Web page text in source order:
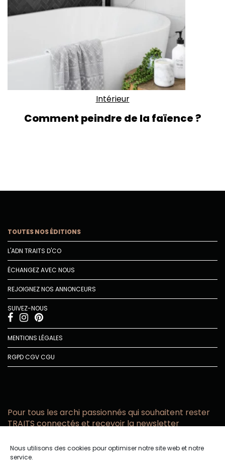
Nous utilisons des cookies pour optimiser notre site web et notre
service.
Intérieur
Comment peindre de la faïence ?
TOUTES NOS ÉDITIONS
L'ADN TRAITS D'CO
ÉCHANGEZ AVEC NOUS
REJOIGNEZ NOS ANNONCEURS
SUIVEZ-NOUS
MENTIONS LÉGALES
RGPDCGVCGU
Pour tous les archi passionnés qui souhaitent rester
TRAITS connectés et recevoir la newsletter
email